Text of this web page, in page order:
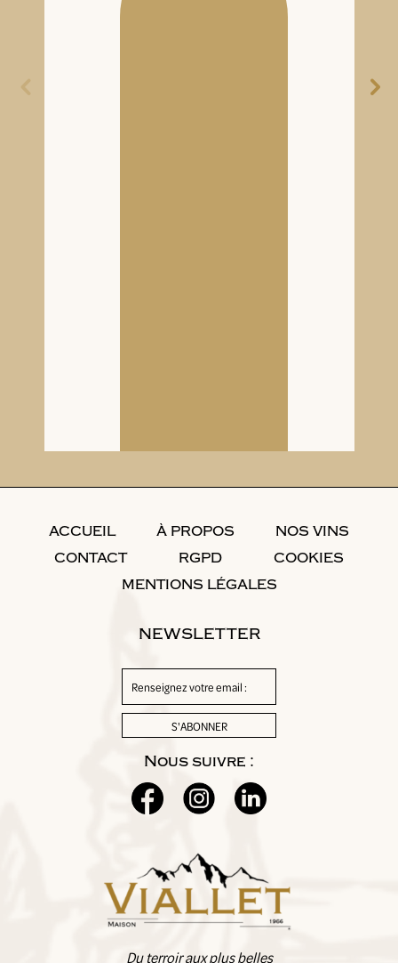
Du terroir aux plus belles
ACCUEIL À PROPOS
NOS VINS
CONTACT
RGPD
COOKIES
MENTIONS LÉGALES
NEWSLETTER
Nous suivre :